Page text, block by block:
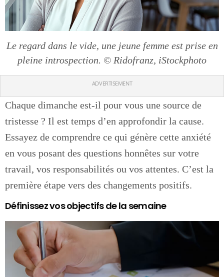
Le regard dans le vide, une jeune femme est prise en
pleine introspection. © Ridofranz, iStockphoto
ADVERTISEMENT
Chaque dimanche est-il pour vous une source de
tristesse ? Il est temps d’en approfondir la cause.
Essayez de comprendre ce qui génère cette anxiété
en vous posant des questions honnêtes sur votre
travail, vos responsabilités ou vos attentes. C’est la
première étape vers des changements positifs.
Définissez vos objectifs de la semaine